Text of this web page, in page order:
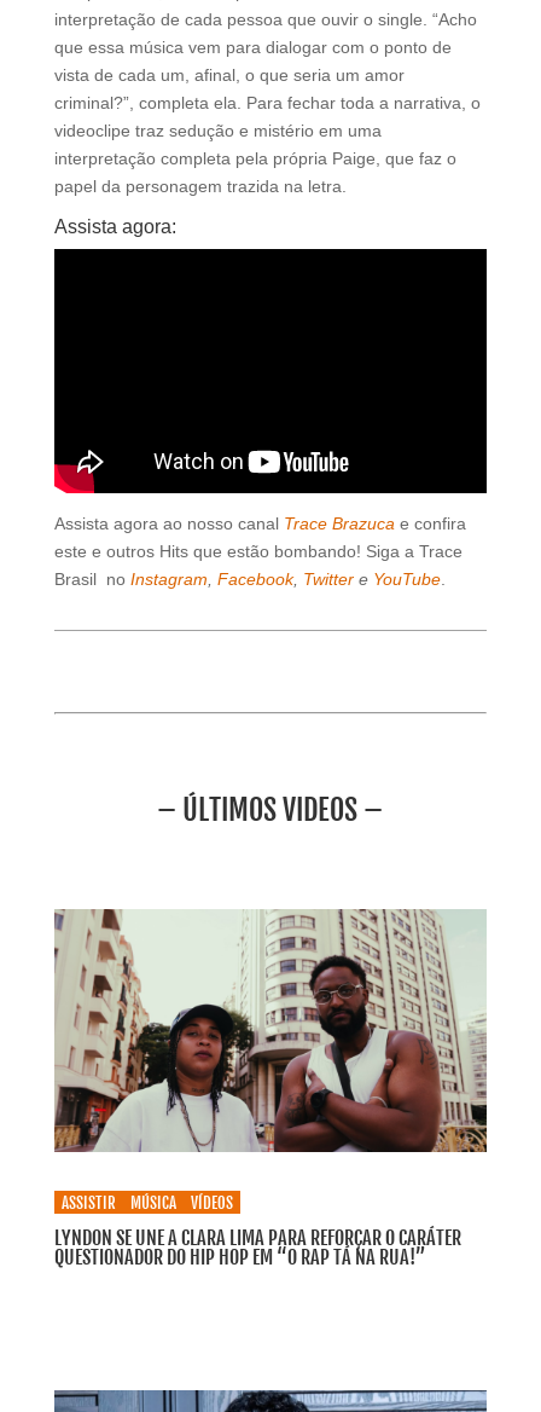
interpretação de cada pessoa que ouvir o single. “Acho
que essa música vem para dialogar com o ponto de
vista de cada um, afinal, o que seria um amor
criminal?”, completa ela. Para fechar toda a narrativa, o
videoclipe traz sedução e mistério em uma
interpretação completa pela própria Paige, que faz o
papel da personagem trazida na letra.
Assista agora:
Assista agora ao nosso canal Trace Brazuca e confira
este e outros Hits que estão bombando! Siga a Trace
Brasil no Instagram Facebook, Twittere YouTube.
– ÚLTIMOS VIDEOS –
ASSISTIR MÚSICA VÍDEOS
LYNDON SE UNE A CLARA LIMA PARA REFORÇAR O CARÁTER
QUESTIONADOR DO HIP HOP EM “O RAP TÁ NA RUA!”